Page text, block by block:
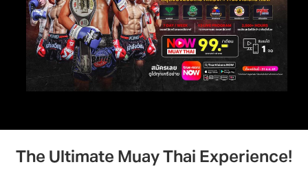
The Ultimate Muay Thai Experience!